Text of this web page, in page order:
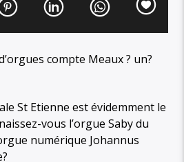
compte Meaux ? un?
St Etienne est évidemment le
vous l’orgue Saby du
numérique Johannus